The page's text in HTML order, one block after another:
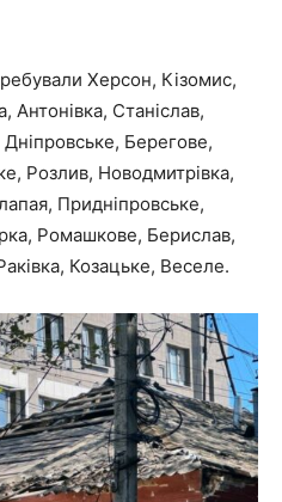
Херсон, Кізомис,
Антонівка, Станіслав,
Берегове,
Розлив, Новодмитрівка,
Придніпровське,
Ромашкове, Берислав,
Козацьке, Веселе.